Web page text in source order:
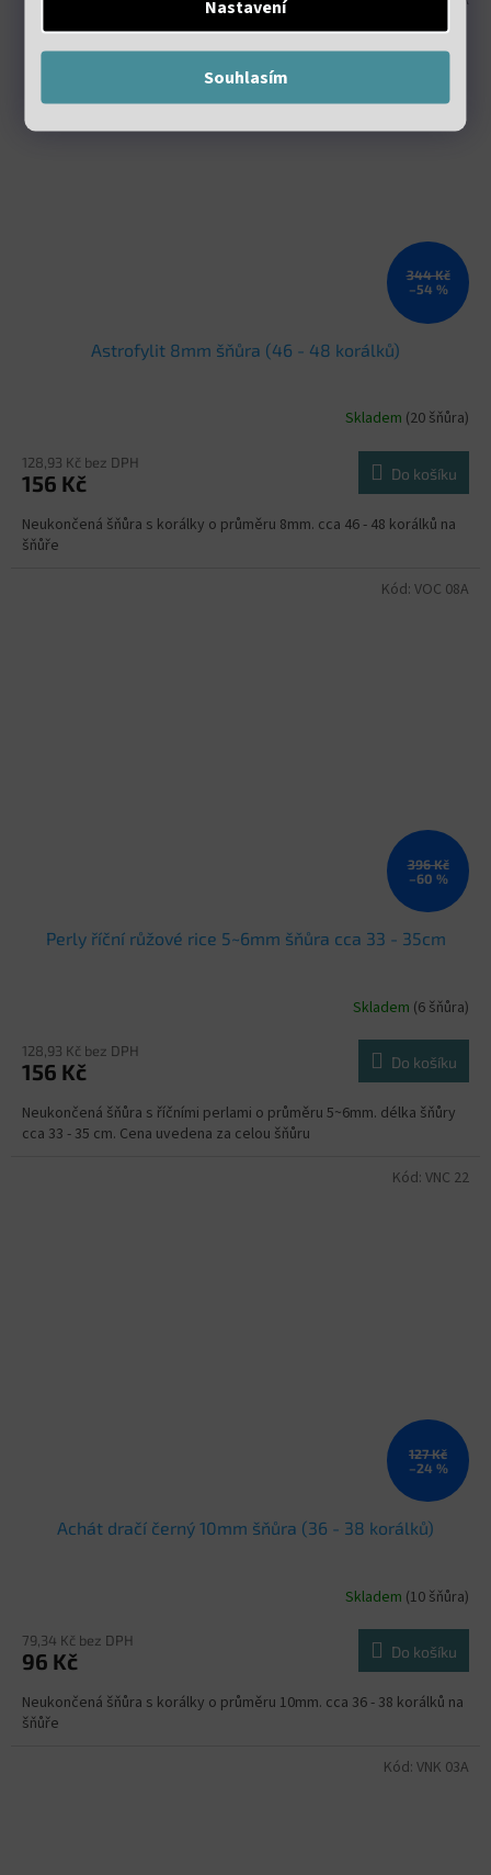
Nastavení
Souhlasím
344 Kč
–54 %
Astrofylit 8mm šňůra (46 - 48 korálků)
Skladem (20 šňůra)
128,93 Kč bez DPH
156 Kč Do košíku
Neukončená šňůra s korálky o průměru 8mm. cca 46 - 48 korálků na
šňůře
396 Kč
–60 %
Perly říční růžové rice 5~6mm šňůra cca 33 - 35cm
Skladem (6 šňůra)
128,93 Kč bez DPH
156 Kč Do košíku
Neukončená šňůra s říčními perlami o průměru 5~6mm. délka šňůry
cca 33 - 35 cm. Cena uvedena za celou šňůru
Kód: VOC 08A
127 Kč
–24 %
Achát dračí černý 10mm šňůra (36 - 38 korálků)
Skladem (10 šňůra)
79,34 Kč bez DPH
96 Kč Do košíku
Neukončená šňůra s korálky o průměru 10mm. cca 36 - 38 korálků na
šňůře
Kód: VNC 22
Kód: VNK 03A